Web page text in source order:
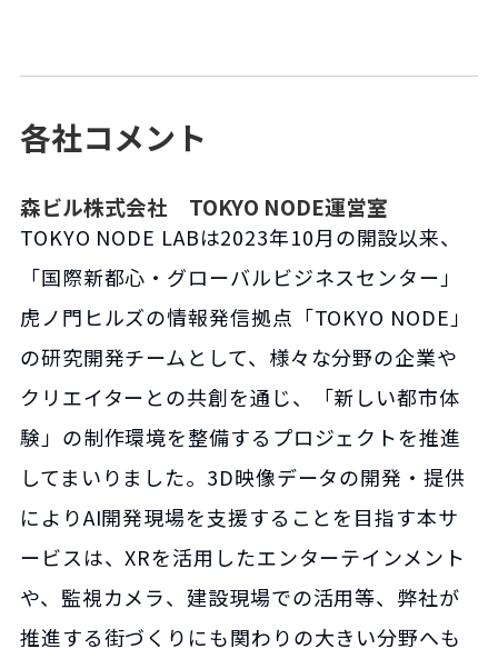
各社コメント
森ビル株式会社 TOKYO NODE運営室
TOKYO NODE LABは2023年10月の開設以来、
「国際新都心・グローバルビジネスセンター」
虎ノ門ヒルズの情報発信拠点「TOKYO NODE」
の研究開発チームとして、様々な分野の企業や
クリエイターとの共創を通じ、「新しい都市体
験」の制作環境を整備するプロジェクトを推進
してまいりました。3D映像データの開発・提供
によりAI開発現場を支援することを目指す本サ
ービスは、XRを活用したエンターテインメント
や、監視カメラ、建設現場での活用等、弊社が
推進する街づくりにも関わりの大きい分野へも